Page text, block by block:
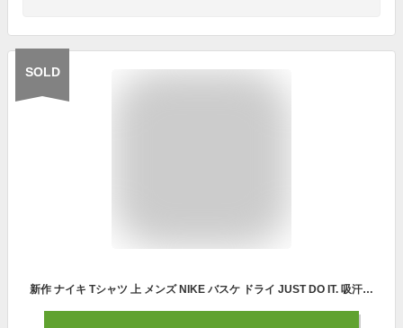
SOLD
新作 ナイキ Tシャツ 上 メンズ NIKE バスケ ドライ JUST DO IT. 吸汗 速乾 半袖 DZ2694 BLK| 大きいサイズ 有 スポーツウェア トレーニングウェア 速乾 アウトレット